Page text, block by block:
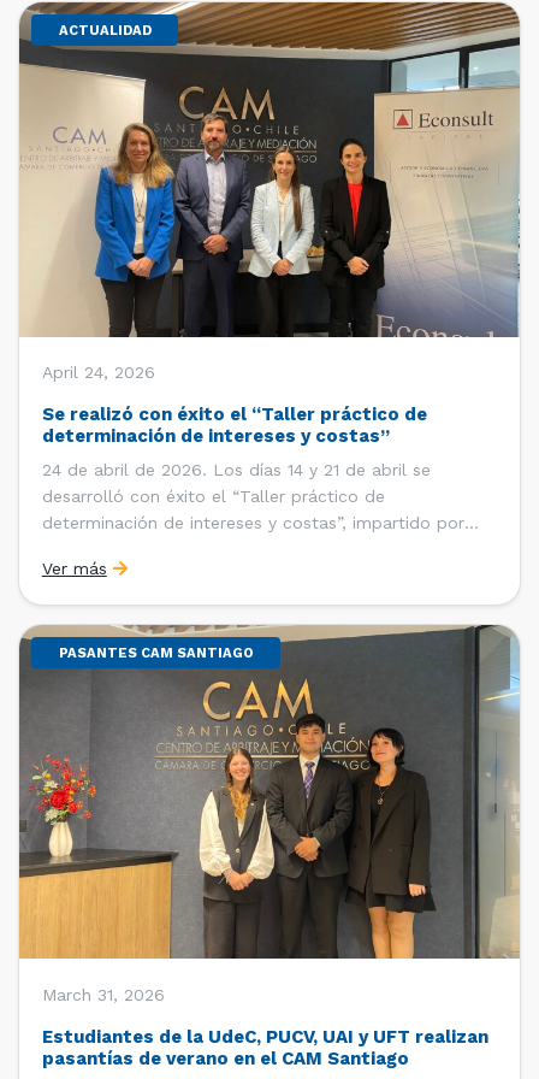
ACTUALIDAD
April 24, 2026
Se realizó con éxito el “Taller práctico de
determinación de intereses y costas”
24 de abril de 2026. Los días 14 y 21 de abril se
desarrolló con éxito el “Taller práctico de
determinación de intereses y costas”, impartido por
Universidad Católica de Chile y Magíster en Economía
de la Universidad de Chicago) y María Luisa Petitpas
[…]
Ver más
PASANTES CAM SANTIAGO
March 31, 2026
Estudiantes de la UdeC, PUCV, UAI y UFT realizan
pasantías de verano en el CAM Santiago